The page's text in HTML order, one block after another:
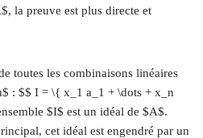
la preuve est plus directe et
toutes les combinaisons linéaires
: $$ I = \{ x_1 a_1 + \dots + x_n
$I$ est un idéal de $A$.
cet idéal est engendré par un